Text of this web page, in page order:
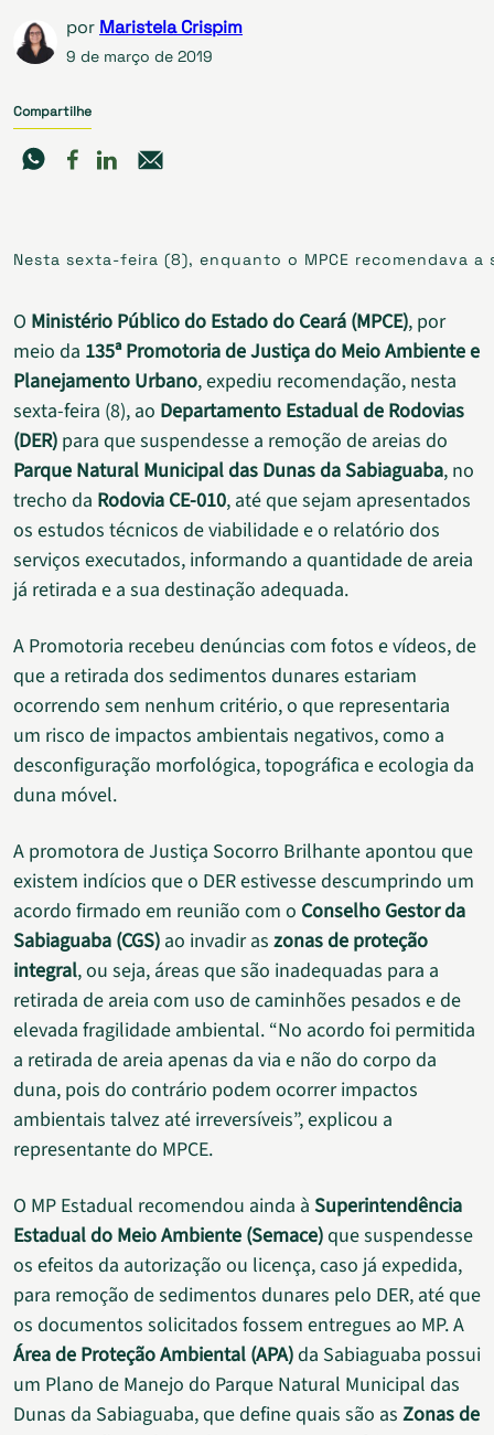
por Maristela Crispim
9 de março de 2019
Compartilhe
Nesta sexta-feira (8), enquanto o MPCE recomendava
O Ministério Público do Estado do Ceará (MPCE), por
meio da 135ª Promotoria de Justiça do Meio Ambiente e
Planejamento Urbano, expediu recomendação, nesta
sexta-feira (8), ao Departamento Estadual de Rodovias
(DER) para que suspendesse a remoção de areias do
Parque Natural Municipal das Dunas da Sabiaguaba, no
trecho da Rodovia CE-010, até que sejam apresentados
os estudos técnicos de viabilidade e o relatório dos
serviços executados, informando a quantidade de areia
já retirada e a sua destinação adequada.
A Promotoria recebeu denúncias com fotos e vídeos, de
que a retirada dos sedimentos dunares estariam
ocorrendo sem nenhum critério, o que representaria
um risco de impactos ambientais negativos, como a
desconfiguração morfológica, topográfica e ecologia da
duna móvel.
A promotora de Justiça Socorro Brilhante apontou que
existem indícios que o DER estivesse descumprindo um
acordo firmado em reunião com o Conselho Gestor da
Sabiaguaba (CGS) ao invadir as zonas de proteção
integral, ou seja, áreas que são inadequadas para a
retirada de areia com uso de caminhões pesados e de
elevada fragilidade ambiental. “No acordo foi permitida
a retirada de areia apenas da via e não do corpo da
duna, pois do contrário podem ocorrer impactos
ambientais talvez até irreversíveis”, explicou a
representante do MPCE.
O MP Estadual recomendou ainda à Superintendência
Estadual do Meio Ambiente (Semace)que suspendesse
os efeitos da autorização ou licença, caso já expedida,
para remoção de sedimentos dunares pelo DER, até que
os documentos solicitados fossem entregues ao MP. A
Área de Proteção Ambiental (APA)da Sabiaguaba possui
um Plano de Manejo do Parque Natural Municipal das
Dunas da Sabiaguaba, que define quais são as Zonas de